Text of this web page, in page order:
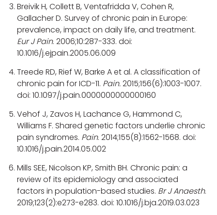
Breivik H, Collett B, Ventafridda V, Cohen R,
Gallacher D. Survey of chronic pain in Europe:
prevalence, impact on daily life, and treatment.
Eur J Pain. 2006;10:287-333. doi:
10.1016/j.ejpain.2005.06.009
Treede RD, Rief W, Barke A et al. A classification of
chronic pain for ICD-11. Pain.2015;156(6):1003-1007.
doi: 10.1097/j.pain.0000000000000160
Vehof J, Zavos H, Lachance G, Hammond C,
Williams F. Shared genetic factors underlie chronic
pain syndromes. Pain. 2014;155(8):1562-1568. doi:
10.1016/j.pain.2014.05.002
Mills SEE, Nicolson KP, Smith BH. Chronic pain: a
review of its epidemiology and associated
factors in population-based studies. Br J Anaesth.
2019;123(2):e273-e283. doi: 10.1016/j.bja.2019.03.023